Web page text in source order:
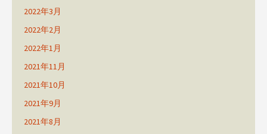
2022年3月
2022年2月
2022年1月
2021年11月
2021年10月
2021年9月
2021年8月